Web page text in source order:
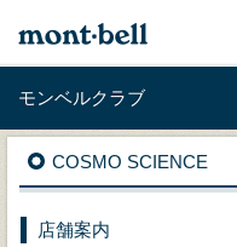
モンベルクラブ
COSMO SCIENCE
店舗案内